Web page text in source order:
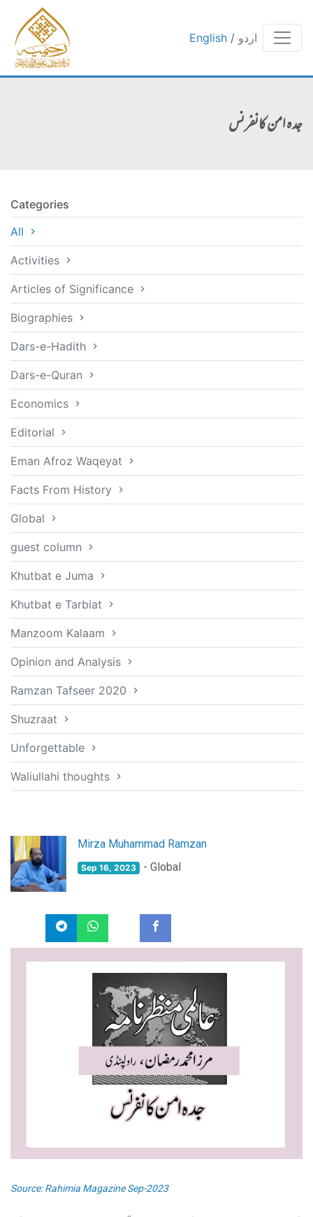
English / اردو
جدہ امن کانفرنس
Categories
All
Activities
Articles of Significance
Biographies
Dars-e-Hadith
Dars-e-Quran
Economics
Editorial
Eman Afroz Waqeyat
Facts From History
Global
guest column
Khutbat e Juma
Khutbat e Tarbiat
Manzoom Kalaam
Opinion and Analysis
Ramzan Tafseer 2020
Shuzraat
Unforgettable
Waliullahi thoughts
Mirza Muhammad Ramzan
Sep 16, 2023 - Global
Source: Rahimia Magazine Sep-2023